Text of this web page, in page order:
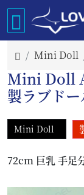
Mini Doll
Mini Doll
製ラブド
Mini Doll
72cm 巨乳 手足